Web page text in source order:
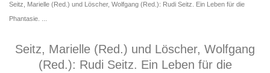
Seitz, Marielle (Red.) und Löscher, Wolfgang (Red.): Rudi Seitz. Ein Leben für die
Phantasie. ...
Seitz, Marielle (Red.) und Löscher, Wolfgang
(Red.): Rudi Seitz. Ein Leben für die